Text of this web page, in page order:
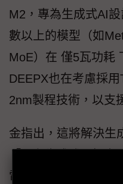
M2，專為生成式AI
數以上的模型（如
MoE）在 僅5瓦功耗
DEEPX也在考慮採
2nm製程技術，以支
金指出，這將解決生
「現在生成式AI根
電費就天價。」他強